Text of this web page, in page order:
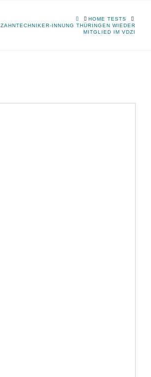
HOMEHOME TESTS
ZAHNTECHNIKER-INNUNG THÜRINGEN WIEDER
MITGLIED IM VDZI